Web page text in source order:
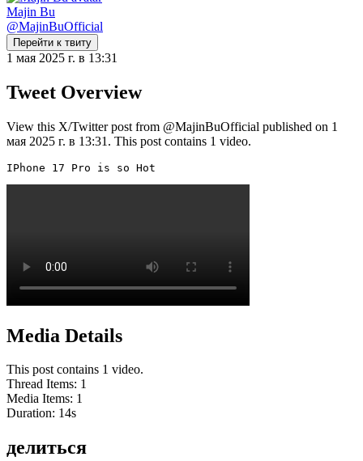
Majin Bu
@MajinBuOfficial
Перейти к твиту
1 мая 2025 г. в 13:31
Tweet Overview
View this X/Twitter post from @MajinBuOfficial published on 1
мая 2025 г. в 13:31. This post contains 1 video.
IPhone 17 Pro is so Hot
Media Details
This post contains 1 video.
Thread Items: 1
Media Items: 1
Duration: 14s
делиться